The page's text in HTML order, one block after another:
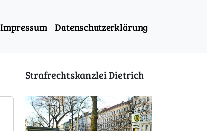
Impressum Datenschutzerklärung
Strafrechtskanzlei Dietrich